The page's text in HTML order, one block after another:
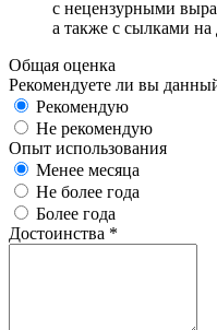
с нецензурными
а также с сылками на
Общая оценка
Рекомендуете ли вы
Рекомендую
Не рекомендую
Опыт использования
Менее месяца
Не более года
Более года
Достоинства *